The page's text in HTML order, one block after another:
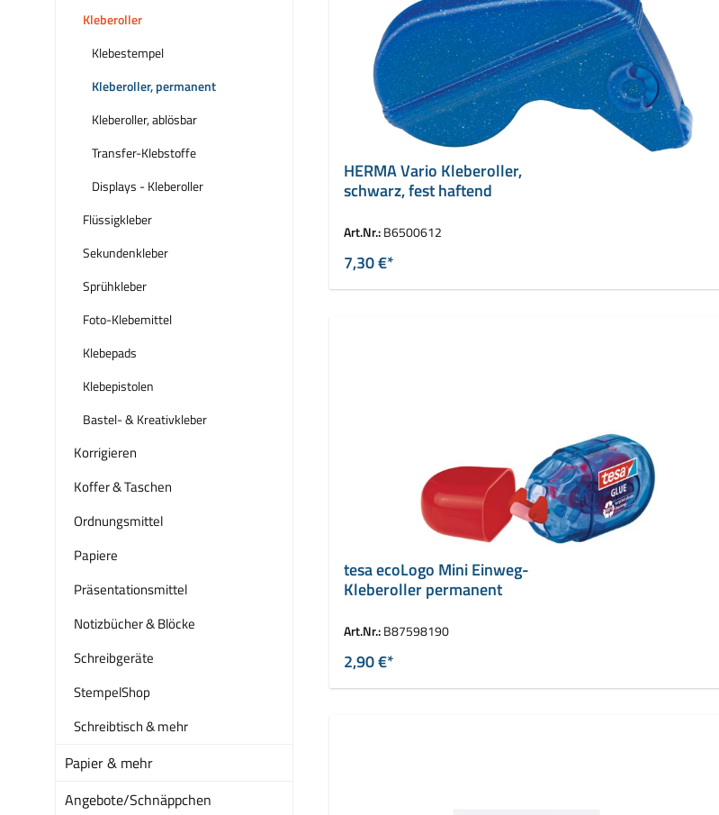
Kleberoller
Klebestempel
Kleberoller, permanent
Kleberoller, ablösbar
Transfer-Klebstoffe
Displays - Kleberoller
Flüssigkleber
Sekundenkleber
Sprühkleber
Foto-Klebemittel
Klebepads
Klebepistolen
Bastel- & Kreativkleber
Korrigieren
Koffer & Taschen
Ordnungsmittel
Papiere
Präsentationsmittel
Notizbücher & Blöcke
Schreibgeräte
StempelShop
Schreibtisch & mehr
Papier & mehr
Angebote/Schnäppchen
HERMA Vario Kleberoller,
schwarz, fest haftend
Art.Nr.:B6500612
7,30 €*
tesa ecoLogo Mini Einweg-
Kleberoller permanent
Art.Nr.:B87598190
2,90 €*